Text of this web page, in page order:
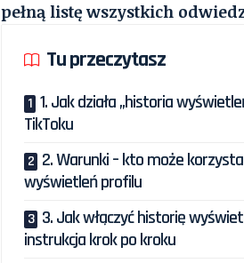
pełną listę wszystkich
Tu przeczytasz
1. Jak działa „historia
TikToku
2. Warunki – kto może
wyświetleń profilu
3. Jak włączyć historię
instrukcja krok po kroku